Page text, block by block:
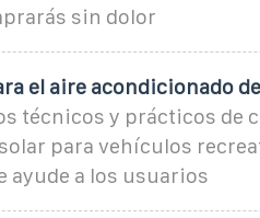
sin dolor
el aire acondicionado
técnicos y prácticos de
para vehículos
ayude a los usuarios